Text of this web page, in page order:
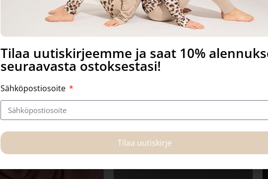
Tutustu myös
Tilaa uutiskirjeemme ja saat 10%
seuraavasta ostoksestasi!
Sähköpostiosoite
Tilaa uutiskirje